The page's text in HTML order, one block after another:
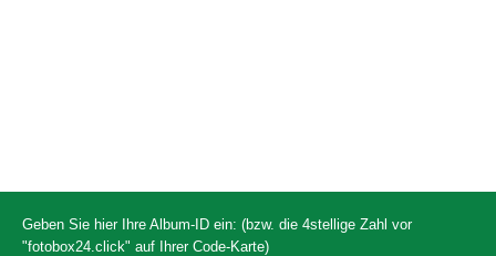
Geben Sie hier Ihre Album-ID ein: (bzw. die 4stellige Zahl vor
"fotobox24.click" auf Ihrer Code-Karte)